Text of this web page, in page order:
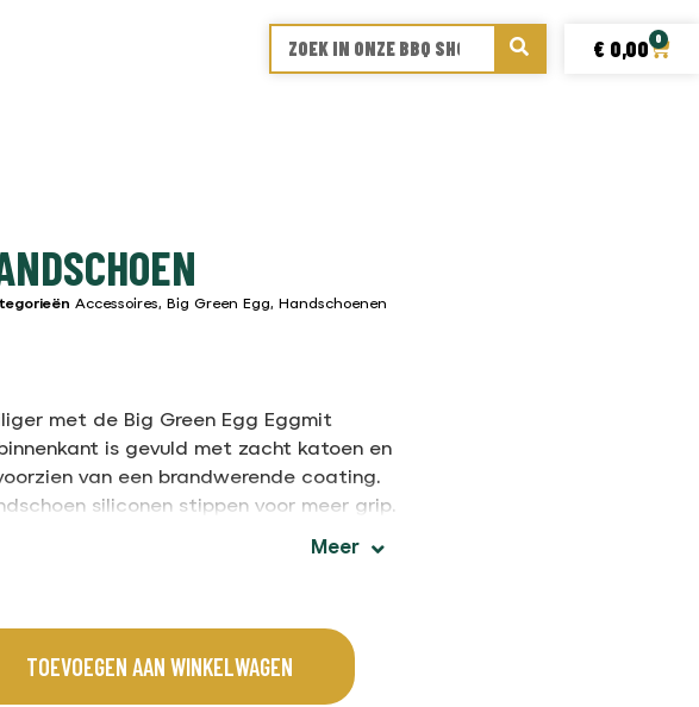
€ 0,00 0
Accessoires, Big Green Egg, Handschoenen
met de Big Green Egg Eggmit
is gevuld met zacht katoen en
van een brandwerende coating.
siliconen stippen voor meer grip.
extra lang waardoor niet alleen je hand
Meer
TOEVOEGEN AAN WINKELWAGEN